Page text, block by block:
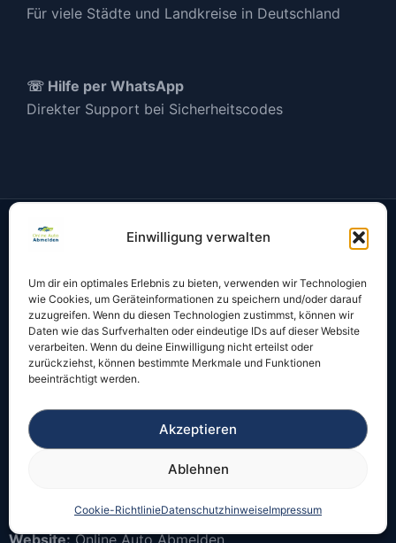
Einwilligung verwalten
Um dir ein optimales Erlebnis zu bieten, verwenden wir Technologien
wie Cookies, um Geräteinformationen zu speichern und/oder darauf
zuzugreifen. Wenn du diesen Technologien zustimmst, können wir
Daten wie das Surfverhalten oder eindeutige IDs auf dieser Website
verarbeiten. Wenn du deine Einwilligung nicht erteilst oder
zurückziehst, können bestimmte Merkmale und Funktionen
beeinträchtigt werden.
Akzeptieren
Ablehnen
Cookie-RichtlinieDatenschutzhinweiseImpressum
Für viele Städte und Landkreise in Deutschland
☏ Hilfe per WhatsApp
Direkter Support bei Sicherheitscodes
Privater Online-Service für die digitale Fahrzeug-
Abmeldung. Rechtssichere Abmeldung über unsere
Fahrzeugabmeldung digital starten – bundesweit, ohne
Termin und mit offizieller Bestätigung per E-Mail.
(haftungsbeschränkt)
Website:Online Auto Abmelden